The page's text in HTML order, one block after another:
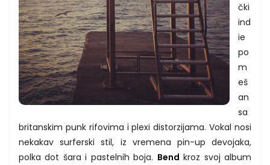
čki
ind
ie
po
m
eš
an
sa
britanskim punk rifovima i plexi distorzijama. Vokal nosi
nekakav surferski stil, iz vremena pin-up devojaka,
polka dot šara i pastelnih boja. Bend kroz svoj album